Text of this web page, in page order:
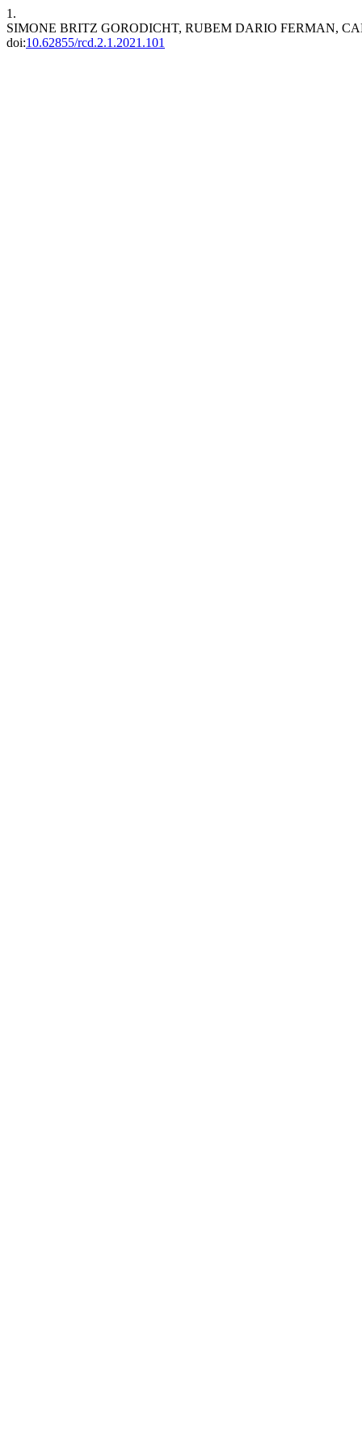
1.
SIMONE BRITZ GORODICHT, RUBEM DARIO FERMAN,
doi:10.62855/rcd.2.1.2021.101